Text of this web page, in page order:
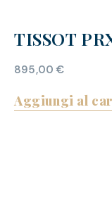
TISSOT
895,00€
Aggiungi al